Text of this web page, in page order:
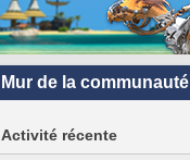
Mur de la communauté
Activité récente